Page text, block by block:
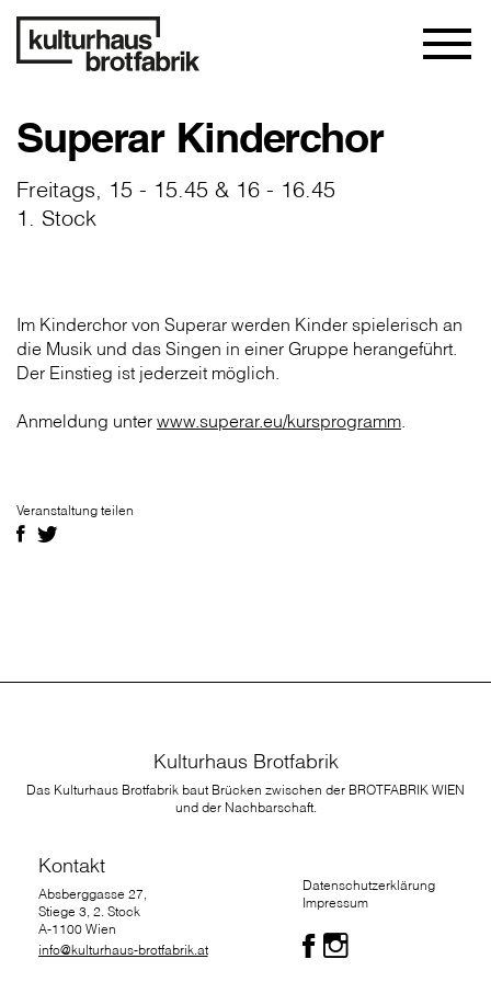
Superar Kinderchor
Freitags, 15 - 15.45 & 16 - 16.45
1. Stock
Im Kinderchor von Superar werden Kinder spielerisch an
die Musik und das Singen in einer Gruppe herangeführt.
Der Einstieg ist jederzeit möglich.
Anmeldung unter www.superar.eu/kursprogramm.
Veranstaltung teilen
Kulturhaus Brotfabrik
Das Kulturhaus Brotfabrik baut Brücken zwischen der BROTFABRIK WIEN
und der Nachbarschaft.
Kontakt
Absberggasse 27,
Stiege 3, 2. Stock
A-1100 Wien
info@kulturhaus-brotfabrik.at
Datenschutzerklärung
Impressum